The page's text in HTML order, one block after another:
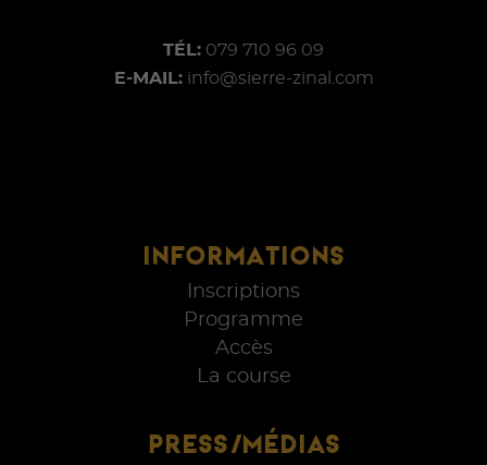
INFORMATIONS
Inscriptions
Programme
Accès
La course
PRESS/MÉDIAS
TÉL: 079 710 96 09
E-MAIL: info@sierre-zinal.com